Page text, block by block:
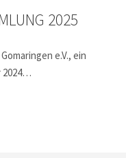
2025
e.V., ein
2024…